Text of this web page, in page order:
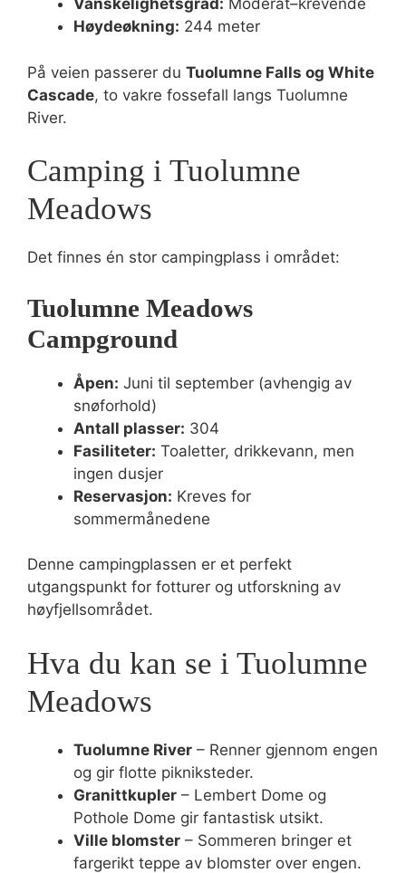
Vanskelighetsgrad: Moderat–krevende
Høydeøkning: 244 meter
På veien passerer du Tuolumne Falls og White
Cascade, to vakre fossefall langs Tuolumne
River.
Camping i Tuolumne
Meadows
Det finnes én stor campingplass i området:
Tuolumne Meadows
Campground
Åpen: Juni til september (avhengig av
snøforhold)
Antall plasser: 304
Fasiliteter: Toaletter, drikkevann, men
ingen dusjer
Reservasjon: Kreves for
sommermånedene
Denne campingplassen er et perfekt
utgangspunkt for fotturer og utforskning av
høyfjellsområdet.
Hva du kan se i Tuolumne
Meadows
Tuolumne River – Renner gjennom engen
og gir flotte pikniksteder.
Granittkupler – Lembert Dome og
Pothole Dome gir fantastisk utsikt.
Ville blomster – Sommeren bringer et
fargerikt teppe av blomster over engen.